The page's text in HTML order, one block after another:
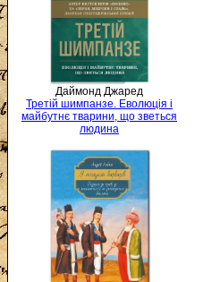
Даймонд Джаред
Третій шимпанзе. Еволюція і
майбутнє тварини, що зветься
людина